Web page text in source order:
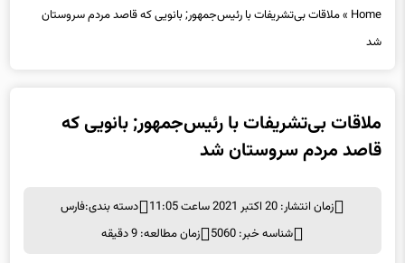
Home
»ملاقات بی‌تشریفات با رئیس‌جمهور; بانویی که قاصد مردم سروستان
شد
ملاقات بی‌تشریفات با رئیس‌جمهور; بانویی که
قاصد مردم سروستان شد
زمان انتشار: 20 اکتبر 2021 ساعت 11:05 دسته بندی:فارس
شناسه خبر: 5060
زمان مطالعه: 9 دقیقه